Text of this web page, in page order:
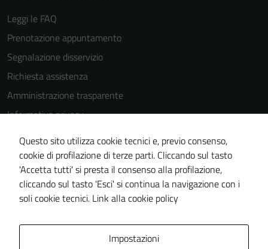
Leggi le FAQ
Prenotazione appuntamento
Segnalazione disservizio
Richiesta assistenza
Amministrazione trasparente
Informativa privacy
Cookie Policy
Note legali
Dichiarazione di accessibilità
Piano di miglioramento del sito
Questo sito utilizza cookie tecnici e, previo consenso,
cookie di profilazione di terze parti. Cliccando sul tasto
'Accetta tutti' si presta il consenso alla profilazione,
cliccando sul tasto 'Esci' si continua la navigazione con i
soli cookie tecnici. Link alla cookie policy
Impostazioni